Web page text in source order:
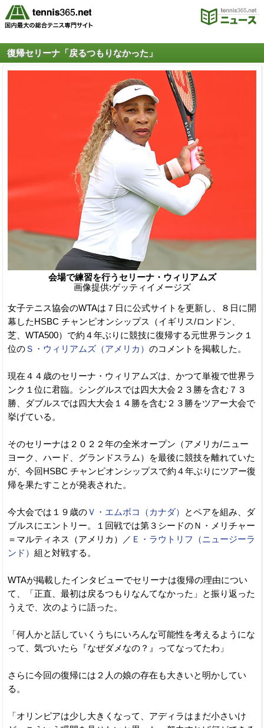
復帰セリーナ「戻るつもりなかった」
会場で練習を行うセリーナ・ウィリアムズ
画像提供:ゲッティイメージズ
女子テニス協会のWTAは７日に公式サイトを更新し、８日に開
幕したHSBC チャンピオンシップス（イギリス/ロンドン、
芝、WTA500）で約４年ぶりに競技に復帰する元世界ランク１
位のＳ・ウィリアムズ（アメリカ） のコメントを掲載した。
現在４４歳のセリーナ・ウィリアムズは、かつて単複で世界ラ
ンク１位に君臨。シングルスでは四大大会２３勝を含む７３
勝、ダブルスでは四大大会１４勝を含む２３勝をツアー大会で
挙げている。
そのセリーナは２０２２年の全米オープン（アメリカ/ニュー
ヨーク、ハード、グランドスラム）を最後に競技を離れていた
が、今回HSBC チャンピオンシップスで約４年ぶりにツアー復
帰を果たすことが発表された。
今大会では１９歳のＶ・エムボコ（カナダ）
とペアを組み、ダ
ブルスにエントリー。１回戦では第３シードのＮ・メリチャー
＝マルティネス（アメリカ）／ Ｅ・ラウトリフ（ニュージーラ
ンド） 組と対戦する。
WTAが掲載したインタビューでセリーナは復帰の理由につい
て、「正直、最初は戻るつもりなんてなかった」と振り返った
うえで、次のように語った。
「何人かと話していくうちにいろんな可能性を考えるようにな
って、気づいたら『なぜダメなの？』ってなってたわ」
さらに今回の復帰には２人の娘の存在も大きいと明かしてい
る。
「オリンピアは少し大きくなって、アディラはまだ小さいけ